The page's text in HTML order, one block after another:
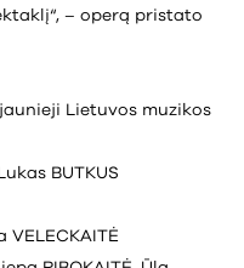
– operą pristato
Lietuvos muzikos
BUTKUS